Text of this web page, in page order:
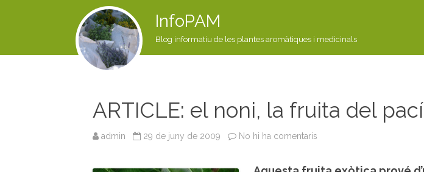
InfoPAM
Blog informatiu de les plantes aromàtiques i medicinals
ARTICLE: el noni, la fruita del
admin 29 de juny de 2009 No hi ha comentaris